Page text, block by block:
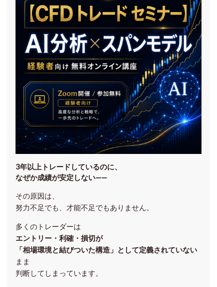
3年以上トレードしているのに、
なぜか成績が安定しない——
その原因は、
努力不足でも、才能不足でもありません。
多くのトレーダーは
エントリー・利確・損切が
「相場環境と結びついた構造」として定義されていない
まま
判断してしまっています。